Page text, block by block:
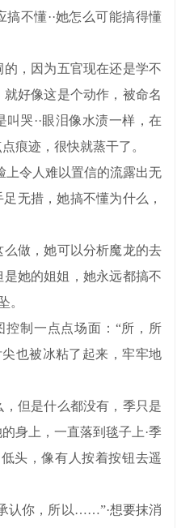
不懂··她怎么可能搞得懂
，因为五官现在还是学不
好像这是个动作，被命名
哭··眼泪像水渍一样，在
痕迹，很快就蒸干了。
上令人难以置信的流露出无
足无措，她搞不懂为什么，
做，她可以分析魔龙的去
她的姐姐，她永远都搞不
。
控制一点点场面：“所，所
也被冰粘了起来，牢牢地
但是什么都没有，季只是
身上，一直落到毯子上·季
头，像有人按着按钮去遥
认你，所以……”·想要抹消